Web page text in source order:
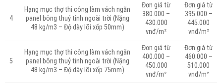
4
Hạng mục thợ thi công làm vách ngăn
panel bông thuỷ tinh ngoài trời (Nặng
48 kg/m3 – Độ dày lõi xốp 50mm)
Đơn giá từ
380.000 –
430.000
vnđ/m²
Đơn giá từ
395.000 –
445.000
vnđ/m²
5
Hạng mục thợ thi công làm vách ngăn
panel bông thuỷ tinh ngoài trời (Nặng
48 kg/m3 – Độ dày lõi xốp 75mm)
Đơn giá từ
400.000 –
450.000
vnđ/m²
Đơn giá từ
460.000 –
510.000
vnđ/m²